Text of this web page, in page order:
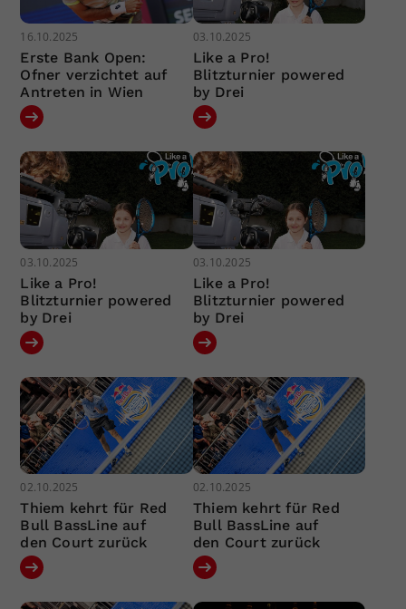
16.10.2025
Erste Bank Open:
Ofner verzichtet auf
Antreten in Wien
03.10.2025
Like a Pro!
Blitzturnier powered
by Drei
03.10.2025
Like a Pro!
Blitzturnier powered
by Drei
03.10.2025
Like a Pro!
Blitzturnier powered
by Drei
02.10.2025
Thiem kehrt für Red
Bull BassLine auf
den Court zurück
02.10.2025
Thiem kehrt für Red
Bull BassLine auf
den Court zurück